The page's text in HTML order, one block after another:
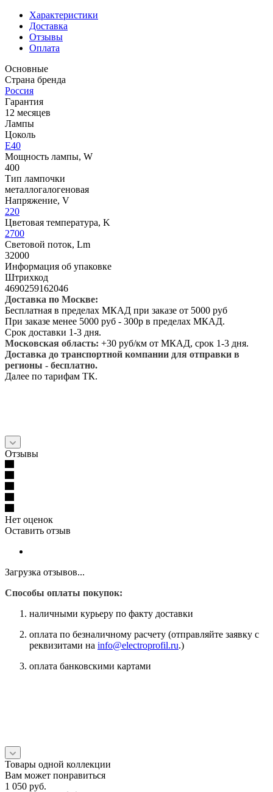
Характеристики
Доставка
Отзывы
Оплата
Основные
Страна бренда
Россия
Гарантия
12 месяцев
Лампы
Цоколь
E40
Мощность лампы, W
400
Тип лампочки
металлогалогеновая
Напряжение, V
220
Цветовая температура, K
2700
Световой поток, Lm
32000
Информация об упаковке
Штрихкод
4690259162046
Доставка по Москве:
Бесплатная в пределах МКАД при заказе от 5000 руб
При заказе менее 5000 руб - 300р в пределах МКАД.
Срок доставки 1-3 дня.
Московская область: +30 руб/км от МКАД, срок 1-3 дня.
Доставка до транспортной компании для отправки в
регионы - бесплатно.
Далее по тарифам ТК.
Отзывы
Нет оценок
Оставить отзыв
Загрузка отзывов...
Способы оплаты покупок:
наличными курьеру по факту доставки
оплата по безналичному расчету (отправляйте заявку с
реквизитами на info@electroprofil.ru.)
оплата банковскими картами
Товары одной коллекции
Вам может понравиться
1 050 руб.